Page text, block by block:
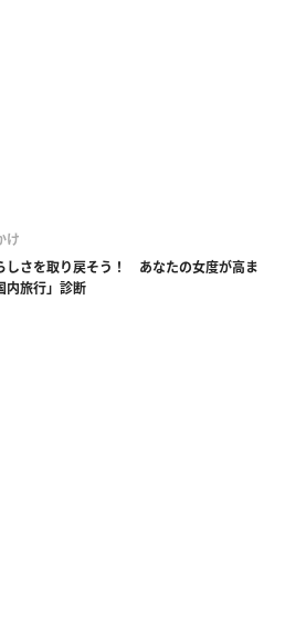
け
しさを取り戻そう！ あなたの女度が高ま
内旅行」診断